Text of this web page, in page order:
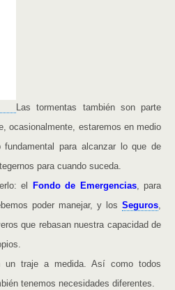
Las tormentas también son parte
ocasionalmente, estaremos en medio
para alcanzar lo que de
para cuando suceda.
el
Fondo de Emergencias, para
poder manejar, y los Seguros,
que rebasan nuestra capacidad de
un traje a medida.Así como todos
tenemos necesidades diferentes.